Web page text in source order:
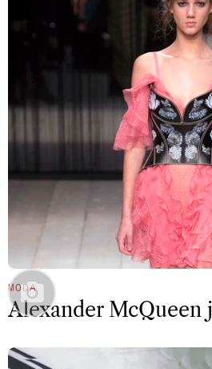
MODA
Alexander McQueen